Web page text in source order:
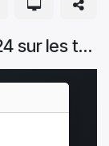
Présentation du Séminaire 24 sur les transits de Pluton